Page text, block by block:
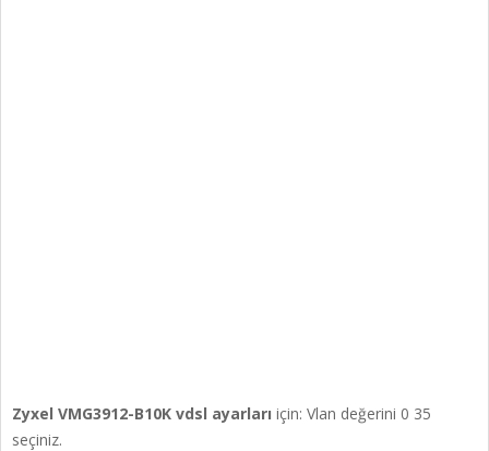
Zyxel VMG3912-B10K vdsl ayarları için: Vlan değerini 0 35
seçiniz.